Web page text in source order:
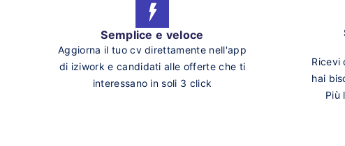
Semplice e veloce
Aggiorna il tuo cv direttamente nell'app
di iziwork e candidati alle offerte che ti
interessano in soli 3 click
Ricevi
hai
Più